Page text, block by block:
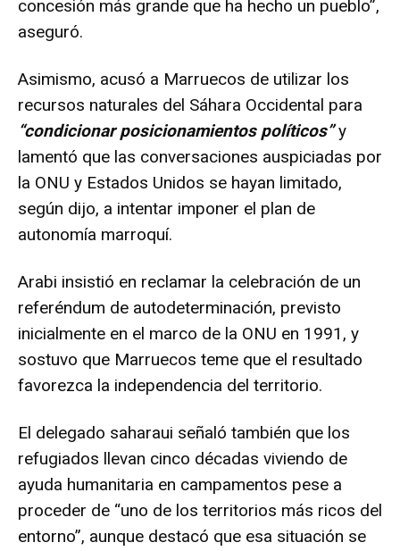
concesión más grande que ha hecho un pueblo”,
aseguró.
Asimismo, acusó a Marruecos de utilizar los
recursos naturales del Sáhara Occidental para
“condicionar posicionamientos políticos” y
lamentó que las conversaciones auspiciadas por
la ONU y Estados Unidos se hayan limitado,
según dijo, a intentar imponer el plan de
autonomía marroquí.
Arabi insistió en reclamar la celebración de un
referéndum de autodeterminación, previsto
inicialmente en el marco de la ONU en 1991, y
sostuvo que Marruecos teme que el resultado
favorezca la independencia del territorio.
El delegado saharaui señaló también que los
refugiados llevan cinco décadas viviendo de
ayuda humanitaria en campamentos pese a
proceder de “uno de los territorios más ricos del
entorno”, aunque destacó que esa situación se